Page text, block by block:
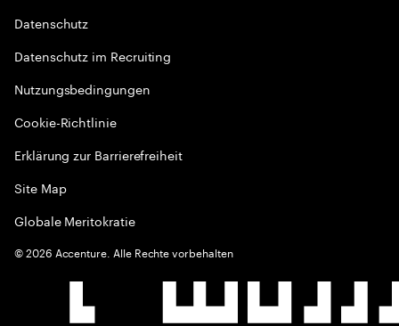
Datenschutz
Datenschutz im Recruiting
Nutzungsbedingungen
Cookie-Richtlinie
Erklärung zur Barrierefreiheit
Site Map
Globale Meritokratie
©2026 Accenture. Alle Rechte vorbehalten